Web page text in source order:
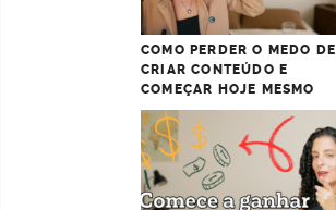
COMO PERDER O MEDO DE
CRIAR CONTEÚDO E
COMEÇAR HOJE MESMO